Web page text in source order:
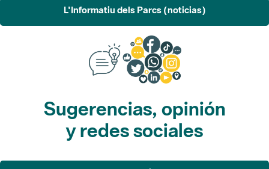
L'Informatiu dels Parcs (noticias)
Sugerencias, opinión
y redes sociales